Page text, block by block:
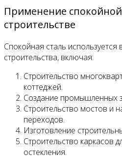
Применение спокойной
строительстве
Спокойная сталь используется
строительства, включая:
Строительство
коттеджей.
Создание промышленных
Строительство мостов и
переходов.
Изготовление
Строительство каркасов
остекления.